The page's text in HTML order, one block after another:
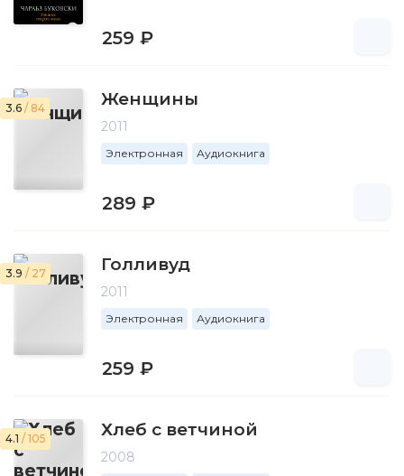
259 ₽
3.6 / 84 Женщины
2011
Электронная Аудиокнига
289 ₽
3.9 / 27 Голливуд
2011
Электронная Аудиокнига
259 ₽
4.1 / 105 Хлеб с ветчиной
2008